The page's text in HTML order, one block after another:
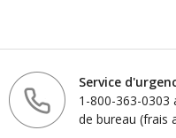
Service
1-800-363-0303
de bureau (frais